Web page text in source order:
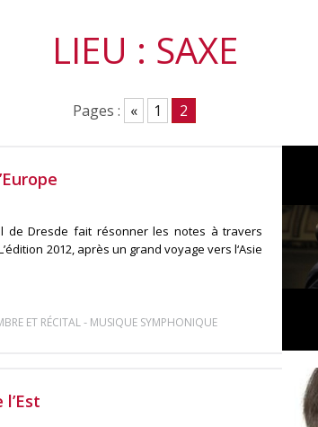
LIEU : SAXE
Pages : « 1 2
de Dresde fait résonner les notes à travers
2012, après un grand voyage vers l‘Asie
ET RÉCITAL- MUSIQUE SYMPHONIQUE